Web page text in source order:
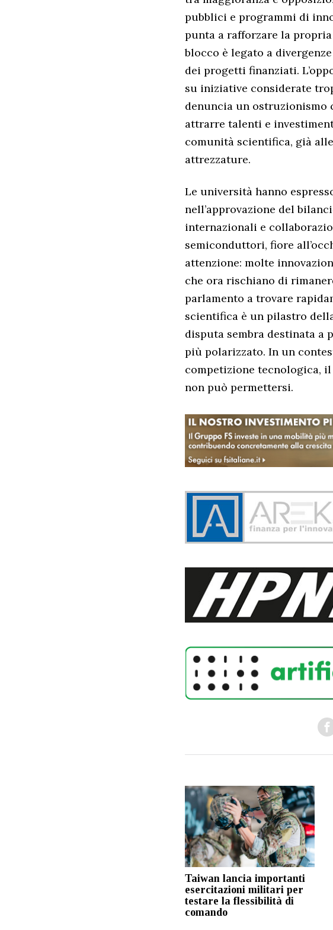
pubblici e programmi di
punta a rafforzare la
blocco è legato a
dei progetti finanziati.
su iniziative considerate
denuncia un ostruzionismo
attrarre talenti e
comunità scientifica, già
attrezzature.
Le università hanno
nell’approvazione del
internazionali e
semiconduttori, fiore
attenzione: molte
che ora rischiano di
parlamento a trovare
scientifica è un pilastro
disputa sembra destinata a
più polarizzato. In un
competizione tecnologica,
non può permettersi.
Taiwan lancia importanti
esercitazioni militari per
testare la flessibilità di
comando